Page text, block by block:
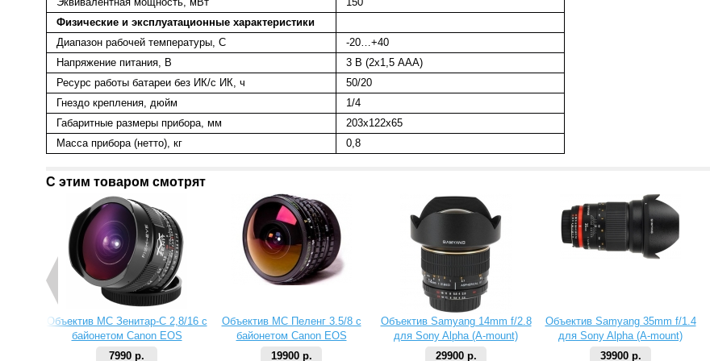
Физические и эксплуатационные характеристики
Диапазон рабочей температуры, С
-20…+40
Напряжение питания, В
3 В (2х1,5 ААА)
Ресурс работы батареи без ИК/с ИК, ч
50/20
Гнездо крепления, дюйм
1/4
Габаритные размеры прибора, мм
203х122х65
Масса прибора (нетто), кг
0,8
С этим товаром смотрят
Объектив МС Зенитар-C 2,8/16 с
байонетом Canon EOS
7990 р.
Объектив МС Пеленг 3.5/8 с
байонетом Canon EOS
19900 р.
Объектив Samyang 14mm f/2.8
для Sony Alpha (A-mount)
29900 р.
Объектив Samyang 35mm f/1.4
для Sony Alpha (A-mount)
39900 р.